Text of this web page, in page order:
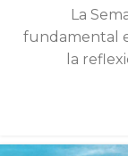
La
fundamental
la